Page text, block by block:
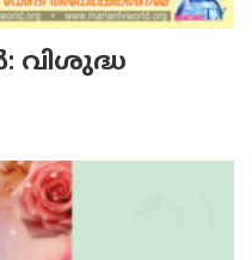
വിശുദ്ധ